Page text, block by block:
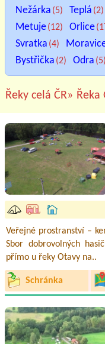
Nežárka (5) Teplá (2)
Metuje(12) Orlice
Svratka (4)
Bystřička (2) Odra (5)
Řeky celá ČR» Řeka
Veřejné prostranství –
Sbor dobrovolných
přímo u řeky Otavy na..
Schránka